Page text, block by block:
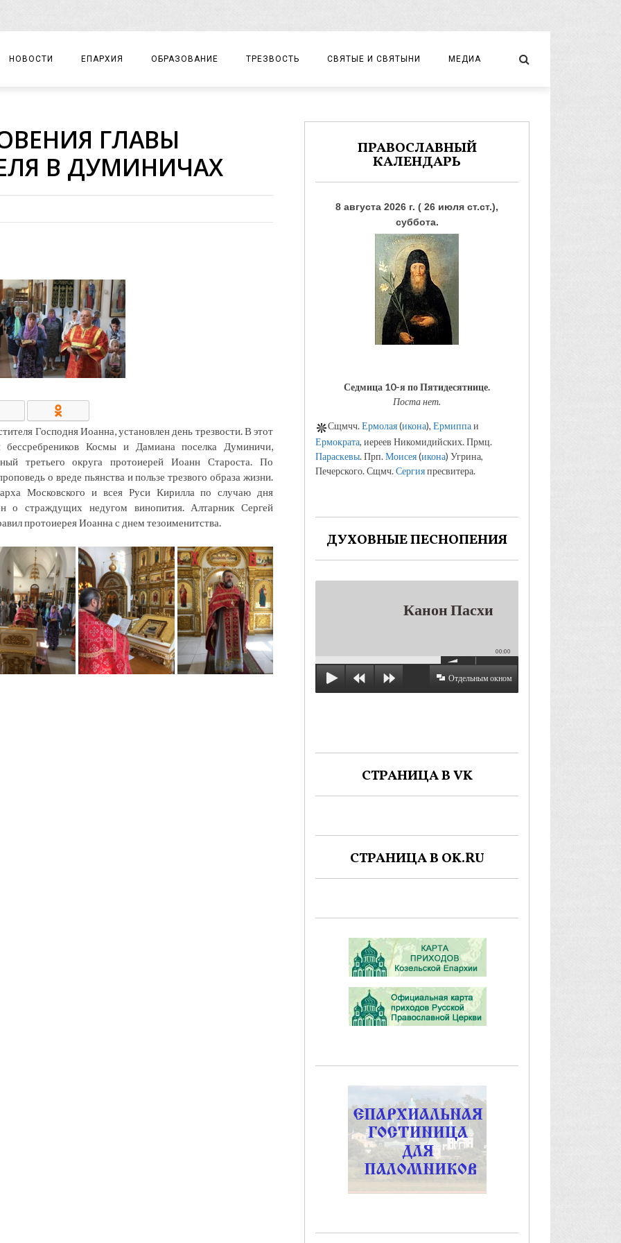
НОВОСТИ ЕПАРХИЯ
ЕПАРХИАЛЬНОЕ УПРАВЛЕНИЕ
ДОКУМЕНТЫ
ЕПАРХИАЛЬНЫЕ ОТДЕЛЫ
ДУХОВЕНСТВО
ХРАМЫ И МОНАСТЫРИ
МАТЕРИАЛЫ
КОНТАКТЫ/РЕКВИЗИТЫ
ОБРАЗОВАНИЕ
ЦЕНТР «ВОЗРОЖДЕНИЕ»
ДЕТСКИЙ ТУРИЗМ
ТРЕЗВОСТЬ СВЯТЫЕ И СВЯТЫНИ МЕДИА
ФОТО
ГЛАВЫ
В ДУМИНИЧАХ
Господня Иоанна, установлен день трезвости. В этот
Космы и Дамиана поселка Думиничи,
третьего округа протоиерей Иоанн Староста. По
о вреде пьянства и пользе трезвого образа жизни.
Московского и всея Руси Кирилла по случаю дня
о страждущих недугом винопития. Алтарник Сергей
протоиерея Иоанна с днем тезоименитства.
ПРАВОСЛАВНЫЙ
КАЛЕНДАРЬ
8 августа 2026 г. ( 26 июля ст.ст.),
суббота.
Седмица 10-я по Пятидесятнице.
Поста нет.
Сщмчч.Ермолая(икона), Ермиппаи
Ермократа, иереев Никомидийских. Прмц.
Параскевы. Прп.Моисея(икона) Угрина,
Печерского. Сщмч.Сергияпресвитера.
ДУХОВНЫЕ ПЕСНОПЕНИЯ
Канон Пасхи
00:00
Отдельным окном
СТРАНИЦА В VK
СТРАНИЦА В OK.RU